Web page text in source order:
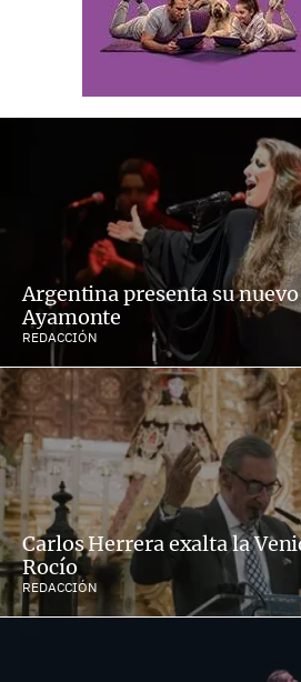
Argentina presenta su
Ayamonte
REDACCIÓN
Carlos Herrera exalta la
Rocío
REDACCIÓN